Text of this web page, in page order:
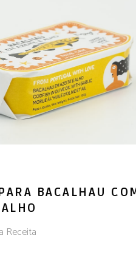
BACALHAU
Receita